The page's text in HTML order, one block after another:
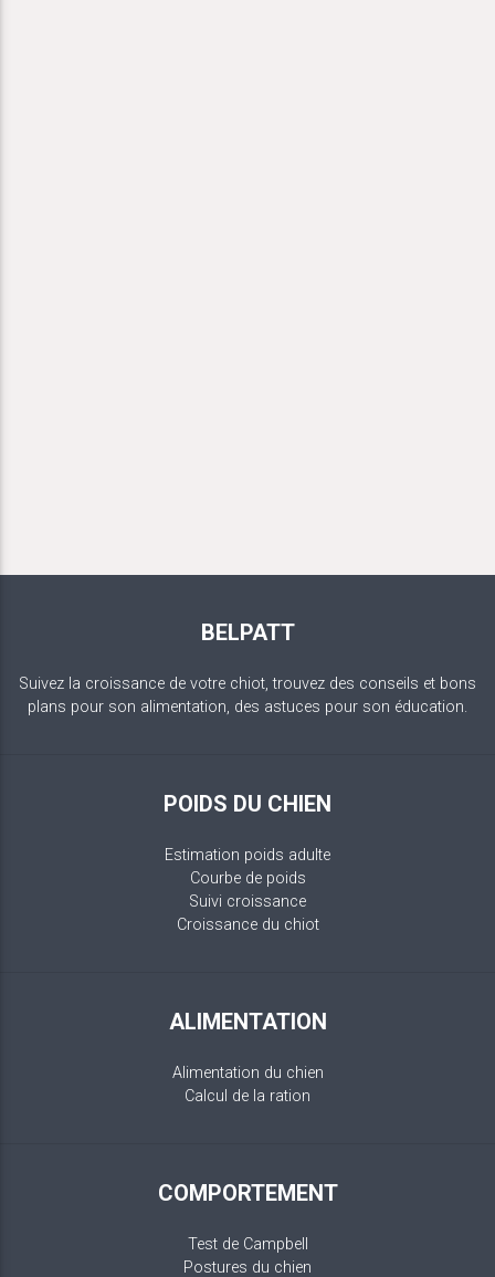
BELPATT
Suivez la croissance de votre chiot, trouvez des conseils et bons
plans pour son alimentation, des astuces pour son éducation.
POIDS DU CHIEN
Estimation poids adulte
Courbe de poids
Suivi croissance
Croissance du chiot
ALIMENTATION
Alimentation du chien
Calcul de la ration
COMPORTEMENT
Test de Campbell
Postures du chien